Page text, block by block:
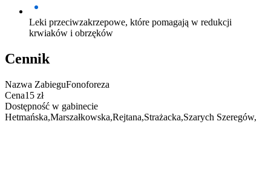
Leki przeciwzakrzepowe, które pomagają w redukcji
krwiaków i obrzęków
Cennik
Nazwa ZabieguFonoforeza
Cena15 zł
Dostępność w gabinecie
Hetmańska,Marszałkowska,Rejtana,Strażacka,Szarych Szeregów,